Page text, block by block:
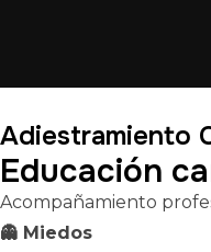
Adiestramiento
Educación
Acompañamiento
👻 Miedos